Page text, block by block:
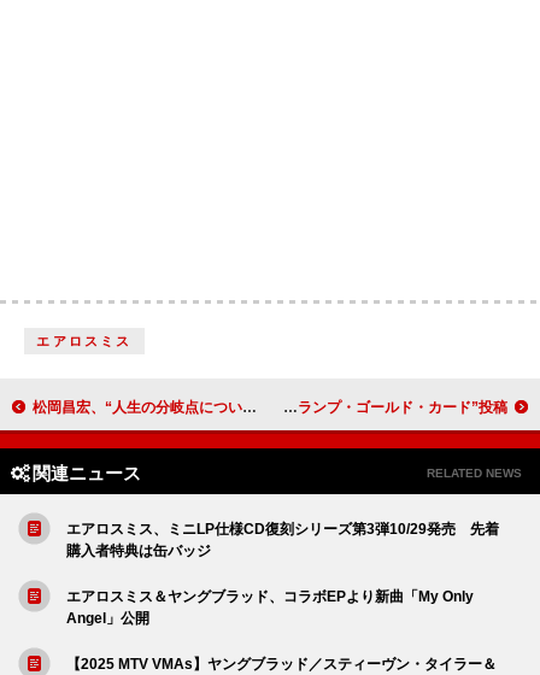
エアロスミス
松岡昌宏、“人生の分岐点について語り合う”松下奈緒のラジオ番組『KENEDIX CROSSROADS』に登場 ニッキー・ミナージュ、米国市民権取得への道を迅速化する“トランプ・ゴールド・カード”投稿
関連ニュース RELATED NEWS
エアロスミス、ミニLP仕様CD復刻シリーズ第3弾10/29発売 先着
購入者特典は缶バッジ
エアロスミス＆ヤングブラッド、コラボEPより新曲「My Only
Angel」公開
【2025 MTV VMAs】ヤングブラッド／スティーヴン・タイラー＆